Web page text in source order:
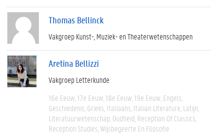
Thomas Bellinck
Vakgroep Kunst-, Muziek- en Theaterwetenschappen
Aretina Bellizzi
Vakgroep Letterkunde
16e Eeuw 17e Eeuw 18e Eeuw 19e Eeuw Engels
Geschiedenis Grieks Italiaans Italian Literature Latijn
Literatuurwetenschap Oudheid Reception Of Classics
Reception Studies Wijsbegeerte En Filosofie